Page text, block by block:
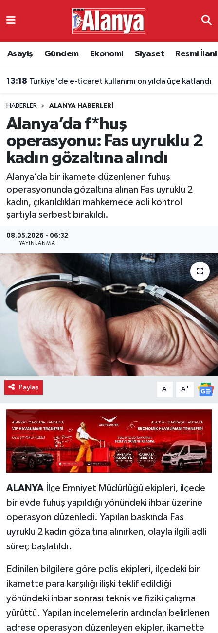
Asayiş Gündem Ekonomi Siyaset Resmi
13:18 Türkiye'de e-ticaret kullanımı on yılda üçe katlandı
HABERLER ALANYA HABERLERI
Alanya’da f*huş
operasyonu: Fas uyruklu 2
kadın gözaltına alındı
Alanya’da bir ikamete düzenlenen fuhuş
operasyonunda gözaltına alınan Fas uyruklu 2
kadın, çıkarıldıkları mahkemece adli kontrol
şartıyla serbest bırakıldı.
08.05.2026 - 06:32
YAYINLANMA
Paylaş A- A+
ALANYAİlçe Emniyet Müdürlüğü ekipleri, ilçede
bir evde fuhuş yapıldığı yönündeki ihbar üzerine
operasyon düzenledi. Yapılan baskında Fas
uyruklu 2 kadın gözaltına alınırken, olayla ilgili adli
süreç başlatıldı.
Edinilen bilgilere göre polis ekipleri, ilçedeki bir
ikamette para karşılığı ilişki teklif edildiği
yönündeki ihbar sonrası teknik ve fiziki çalışma
yürüttü. Yapılan incelemelerin ardından belirlenen
adrese operasyon düzenleyen ekipler, ikamette
Ekonomi
Resmi İlanlar
Alanyaspor
E-Gazete
Antalya Namaz Vakitleri
Süper Lig Puan Durumu ve Fikstür
Tüm Manşetler
Son Dakika Haberleri
Haber Arşivi